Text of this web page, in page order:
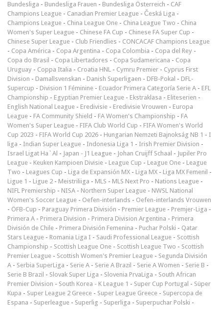
Bundesliga - Bundesliga Frauen - Bundesliga Österreich - CAF
Champions League - Canadian Premier League - Česká Liga -
Champions League - China League One - China League Two - China
Women's Super League - Chinese FA Cup - Chinese FA Super Cup -
Chinese Super League - Club Friendlies - CONCACAF Champions League
- Copa América - Copa Argentina - Copa Colombia - Copa del Rey -
Copa do Brasil - Copa Libertadores - Copa Sudamericana - Copa
Uruguay - Coppa Italia - Croatia HNL - Cymru Premier - Cyprus First
Division - Damallsvenskan - Danish Superligaen - DFB-Pokal - DFL-
Supercup - Division 1 Féminine - Ecuador Primera Categoría Serie A - EFL
Championship - Egyptian Premier League - Ekstraklasa - Eliteserien -
English National League - Eredivisie - Eredivisie Vrouwen - Europa
League - FA Community Shield - FA Women's Championship - FA
Women's Super League - FIFA Club World Cup - FIFA Women's World
Cup 2023 - FIFA World Cup 2026 - Hungarian Nemzeti Bajnokság NB 1 - I
liga - Indian Super League - Indonesia Liga 1 - Irish Premier Division -
Israel Ligat Ha`Al - Japan - J1 League - Johan Cruijff Schaal - Jupiler Pro
League - Keuken Kampioen Divisie - League Cup - League One - League
Two - Leagues Cup - Liga de Expansión MX - Liga MX - Liga MX Femenil -
Ligue 1 - Ligue 2 - Meistriliiga - MLS - MLS Next Pro - Nations League -
NIFL Premiership - NISA - Northern Super League - NWSL National
Women's Soccer League - Oefen-interlands - Oefen-interlands Vrouwen
- ÖFB-Cup - Paraguay Primera División - Premier League - Premjer-Liga -
Primera A - Primera Division - Primera Division Argentina - Primera
División de Chile - Primera División Femenina - Puchar Polski - Qatar
Stars League - Romania Liga I - Saudi Professional League - Scottish
Championship - Scottish League One - Scottish League Two - Scottish
Premier League - Scottish Women's Premier League - Segunda División
A - Serbia SuperLiga - Serie A - Serie A Brazil - Serie A Women - Serie B -
Serie B Brazil - Slovak Super Liga - Slovenia PrvaLiga - South African
Premier Division - South Korea - K League 1 - Super Cup Portugal - Süper
Kupa - Super League 2 Greece - Super League Greece - Supercopa de
Espana - Superleague - Superlig - Superliga - Superpuchar Polski -